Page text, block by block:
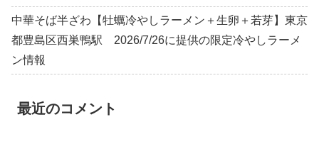
中華そば半ざわ【牡蠣冷やしラーメン＋生卵＋若芽】東京
都豊島区西巣鴨駅 2026/7/26に提供の限定冷やしラーメ
ン情報
最近のコメント